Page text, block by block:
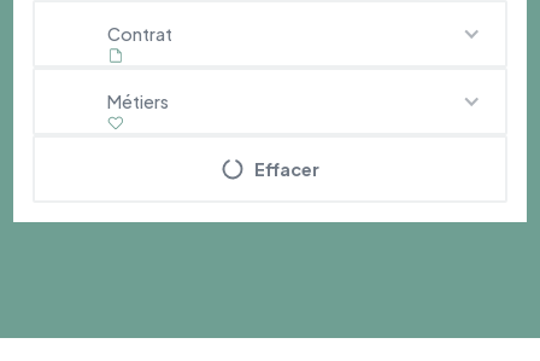
Contrat
Métiers
Effacer